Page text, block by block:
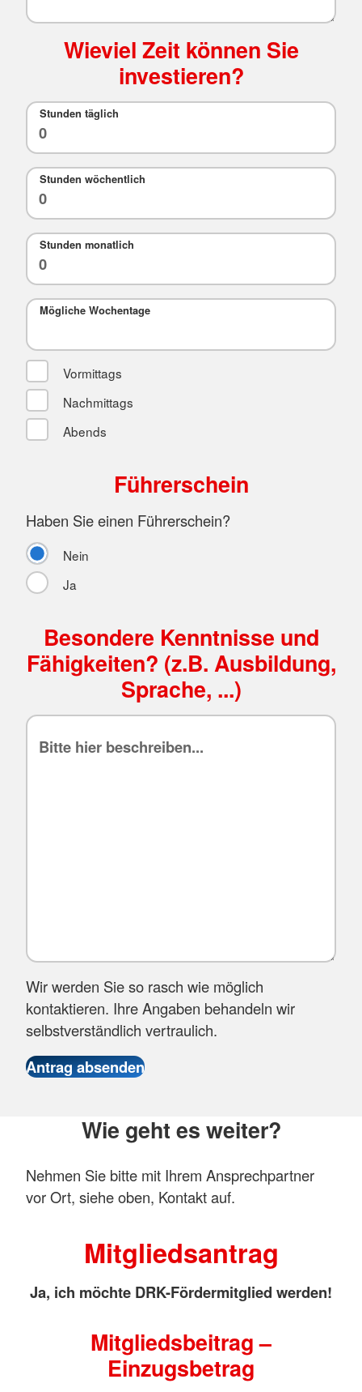
Wieviel Zeit können Sie
investieren?
Stunden täglich
Stunden wöchentlich
Stunden monatlich
Mögliche Wochentage
Vormittags
Nachmittags
Abends
Führerschein
Haben Sie einen Führerschein?
Nein
Ja
Besondere Kenntnisse und
Fähigkeiten? (z.B. Ausbildung,
Sprache, ...)
Wir werden Sie so rasch wie möglich
kontaktieren. Ihre Angaben behandeln wir
selbstverständlich vertraulich.
Wie geht es weiter?
Nehmen Sie bitte mit Ihrem Ansprechpartner
vor Ort, siehe oben, Kontakt auf.
Mitgliedsantrag
Ja, ich möchte DRK-Fördermitglied werden!
Mitgliedsbeitrag –
Einzugsbetrag